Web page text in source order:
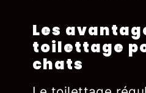
Les
toilettage
chats